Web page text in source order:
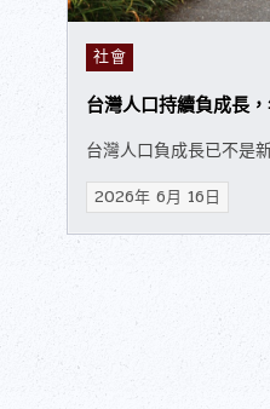
Posted in
社會
台灣人口持續負成長
台灣人口負成長已不是
2026年 6月 16日